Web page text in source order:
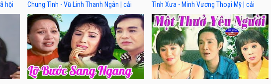
hội
Chung Tình - Vũ Linh Thanh Ngân | cải
lương xã hội hay nhất
Tình Xưa - Minh Vương Thoại Mỹ | cải
lương xã hội hay nhất